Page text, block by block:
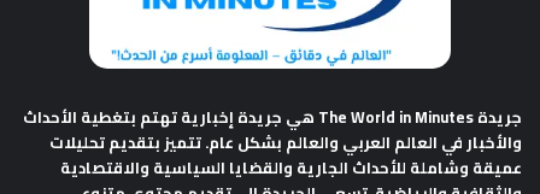
جريدة The World in Minutes
هي جريدة إخبارية تهتم بتغطية الأحداث
والأخبار في العالم العربي والعالم بشكل عام. تتميز بتقديم تحليلات
عميقة وشاملة للأحداث الجارية والقضايا السياسية والاقتصادية